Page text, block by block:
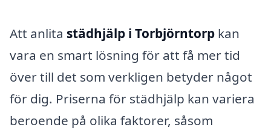
Att anlita städhjälp i Torbjörntorp kan
vara en smart lösning för att få mer tid
över till det som verkligen betyder något
för dig. Priserna för städhjälp kan variera
beroende på olika faktorer, såsom